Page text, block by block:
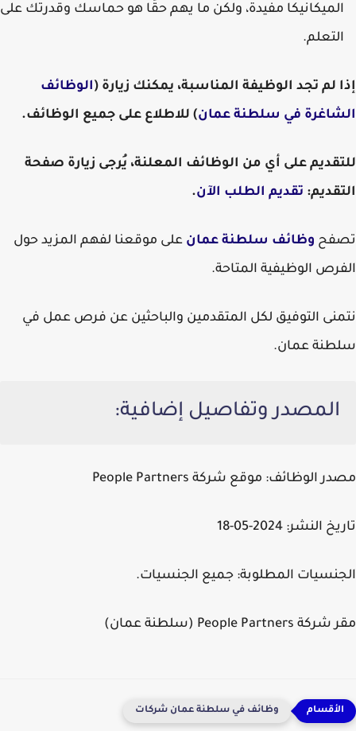
الميكانيكا مفيدة، ولكن ما يهم حقًا هو حماسك وقدرتك على
التعلم.
إذا لم تجد الوظيفة المناسبة، يمكنك زيارة (الوظائف
الشاغرة في سلطنة عمان) للاطلاع على جميع الوظائف.
للتقديم على أي من الوظائف المعلنة، يُرجى زيارة صفحة
التقديم: تقديم الطلب الآن.
تصفح وظائف سلطنة عمان على موقعنا لفهم المزيد حول
الفرص الوظيفية المتاحة.
نتمنى التوفيق لكل المتقدمين والباحثين عن فرص عمل في
سلطنة عمان.
المصدر وتفاصيل إضافية:
مصدر الوظائف: موقع شركة People Partners
تاريخ النشر: 2024-05-18
الجنسيات المطلوبة: جميع الجنسيات.
مقر شركة People Partners (سلطنة عمان)
وظائف في سلطنة عمان شركات